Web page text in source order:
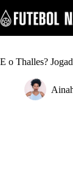
k
i
p
o
E o Thalles?